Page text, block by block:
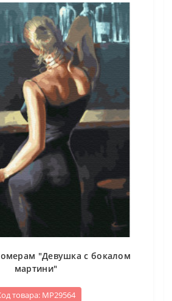
"Девушка с бокалом
мартини"
товара: МР29564